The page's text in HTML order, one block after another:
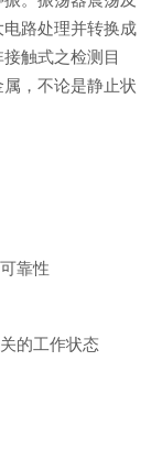
路处理并转换成
触式之检测目
，不论是静止状
靠性
的工作状态